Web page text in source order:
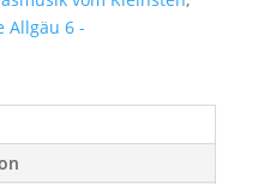
Allgäu 6 -